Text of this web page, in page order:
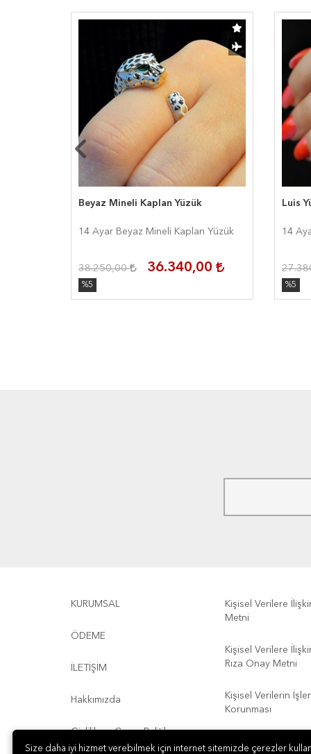
Beyaz Mineli Kaplan Yüzük
14 Ayar Beyaz Mineli Kaplan Yüzük
38.250,00 36.340,00
%5
Luis
14
%5
KURUMSAL
ÖDEME
İLETİŞİM
Hakkımızda
Gizlilik ve Çerez Politikası
Kişisel Verilere
Metni
Kişisel Verilere
Rıza Onay Metni
Kişisel Verilerin
Korunması
Kullanım Koşulları
Size daha iyi hizmet verebilmek için internet sitemizde çerezler